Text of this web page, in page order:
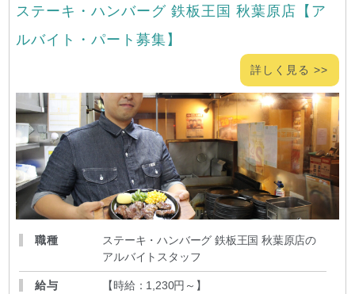
ステーキ・ハンバーグ 鉄板王国 秋葉原店【ア
ルバイト・パート募集】
詳しく見る >>
職種
ステーキ・ハンバーグ 鉄板王国 秋葉原店の
アルバイトスタッフ
給与 【時給：1,230円～ 】